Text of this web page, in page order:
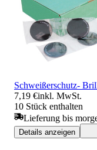
Schweißerschutz-
7,19 €inkl. MwSt.
10 Stück enthalten
Lieferung bis
Details anzeigen